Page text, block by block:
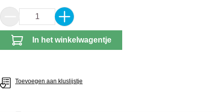
Producthoeveelheid: Voer de gewenste
In het winkelwagentje
Toevoegen aan kluslijstje